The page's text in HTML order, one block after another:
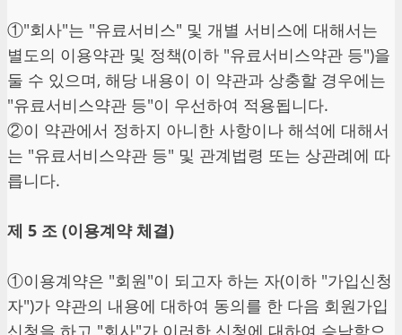
①"회사"는 "유료서비스" 및 개별 서비스에 대해서는
별도의 이용약관 및 정책(이하 "유료서비스약관 등")을
둘 수 있으며, 해당 내용이 이 약관과 상충할 경우에는
"유료서비스약관 등"이 우선하여 적용됩니다.
②이 약관에서 정하지 아니한 사항이나 해석에 대해서
는 "유료서비스약관 등" 및 관계법령 또는 상관례에 따
릅니다.
제 5 조 (이용계약 체결)
①이용계약은 "회원"이 되고자 하는 자(이하 "가입신청
자")가 약관의 내용에 대하여 동의를 한 다음 회원가입
신청을 하고 "회사"가 이러한 신청에 대하여 승낙함으